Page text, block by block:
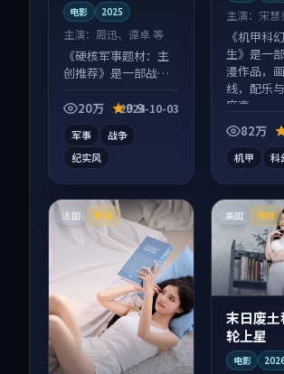
电影 2025
主演： 周迅、谭卓 等
《硬核军事题材：主
创推荐》是一部战争
论度高，适合配弹幕
20万 9.9
2024-10-03
军事
战争
纪实风
主演： 宋慧
《机甲科
生》是一
漫作品，
线，配乐
度高。
82万
机甲 科
法国 院线 美国 院线
末日废
轮上星
电影